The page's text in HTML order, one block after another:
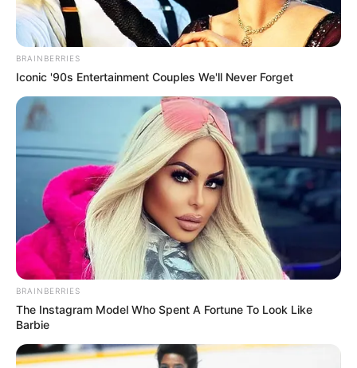
BRAINBERRIES
Iconic '90s Entertainment Couples We'll Never Forget
BRAINBERRIES
The Instagram Model Who Spent A Fortune To Look Like
Barbie